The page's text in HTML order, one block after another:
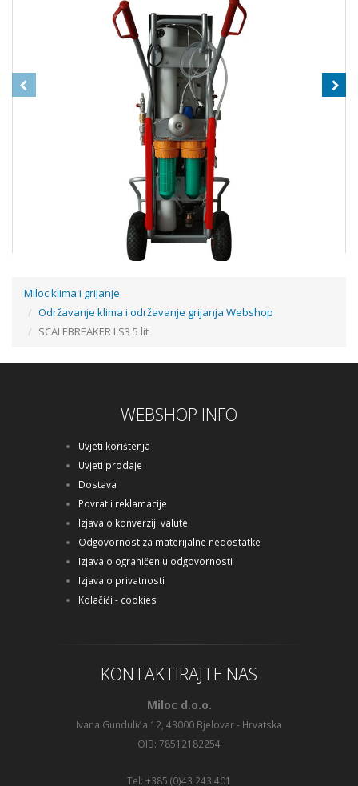
WHEELY PURE - UREĐAJ ZA PRANJE SOLARNIH PANELA
Miloc klima i grijanje
Održavanje klima i održavanje grijanja Webshop
SCALEBREAKER LS3 5 lit
WEBSHOP INFO
Uvjeti korištenja
Uvjeti prodaje
Dostava
Povrat i reklamacije
Izjava o konverziji valute
Odgovornost za materijalne nedostatke
Izjava o ograničenju odgovornosti
Izjava o privatnosti
Kolačići - cookies
KONTAKTIRAJTE NAS
Miloc d.o.o.
Ivana Gundulića 12, 43000 Bjelovar - Hrvatska
OIB: 78512182254
Tel: +385 (0)43 243 401